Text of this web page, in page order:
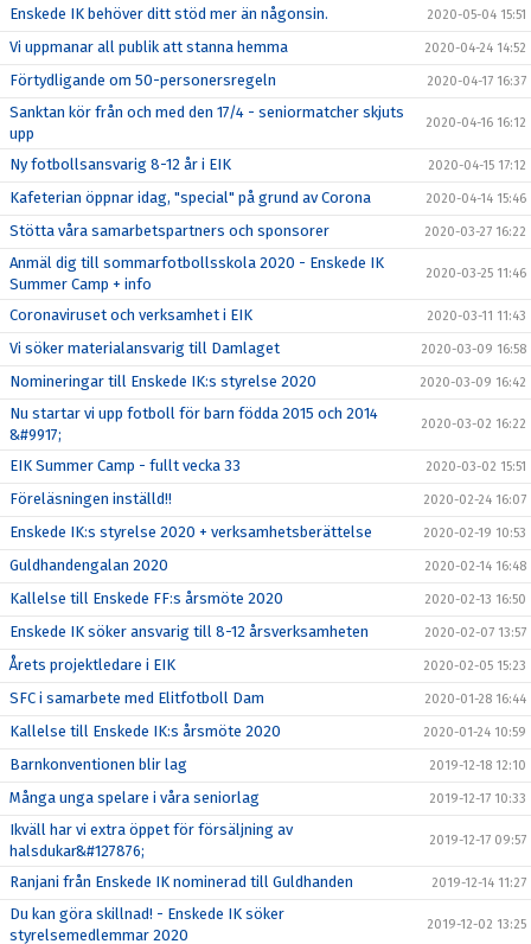
Enskede IK behöver ditt stöd mer än någonsin. 2020-05-04 15:51
Vi uppmanar all publik att stanna hemma 2020-04-24 14:52
Förtydligande om 50-personersregeln 2020-04-17 16:37
Sanktan kör från och med den 17/4 - seniormatcher skjuts
upp
2020-04-16 16:12
Ny fotbollsansvarig 8-12 år i EIK 2020-04-15 17:12
Kafeterian öppnar idag, "special" på grund av Corona 2020-04-14 15:46
Stötta våra samarbetspartners och sponsorer 2020-03-27 16:22
Anmäl dig till sommarfotbollsskola 2020 - Enskede IK
Summer Camp + info
2020-03-25 11:46
Coronaviruset och verksamhet i EIK 2020-03-11 11:43
Vi söker materialansvarig till Damlaget 2020-03-09 16:58
Nomineringar till Enskede IK:s styrelse 2020 2020-03-09 16:42
Nu startar vi upp fotboll för barn födda 2015 och 2014
&#9917;
2020-03-02 16:22
EIK Summer Camp - fullt vecka 33 2020-03-02 15:51
Föreläsningen inställd!! 2020-02-24 16:07
Enskede IK:s styrelse 2020 + verksamhetsberättelse 2020-02-19 10:53
Guldhandengalan 2020 2020-02-14 16:48
Kallelse till Enskede FF:s årsmöte 2020 2020-02-13 16:50
Enskede IK söker ansvarig till 8-12 årsverksamheten 2020-02-07 13:57
Årets projektledare i EIK 2020-02-05 15:23
SFC i samarbete med Elitfotboll Dam 2020-01-28 16:44
Kallelse till Enskede IK:s årsmöte 2020 2020-01-24 10:59
Barnkonventionen blir lag 2019-12-18 12:10
Många unga spelare i våra seniorlag 2019-12-17 10:33
Ikväll har vi extra öppet för försäljning av
halsdukar&#127876;
2019-12-17 09:57
Ranjani från Enskede IK nominerad till Guldhanden 2019-12-14 11:27
Du kan göra skillnad! - Enskede IK söker
styrelsemedlemmar 2020
2019-12-02 13:25